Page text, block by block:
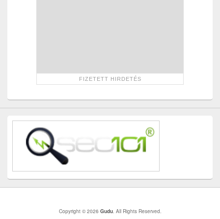
Copyright © 2026 Gudu. All Rights Reserved.